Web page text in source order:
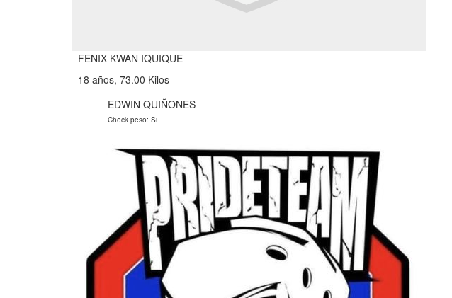
FENIX KWAN IQUIQUE
18 años, 73.00 Kilos
EDWIN QUIÑONES
Check peso: Si